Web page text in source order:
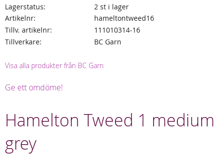
Lagerstatus
2 st i lager
Artikelnr
hameltontweed16
Tillv. artikelnr
111010314-16
Tillverkare
BC Garn
Visa alla produkter från BC Garn
Ge ett omdöme!
Hamelton Tweed 1 medium
grey